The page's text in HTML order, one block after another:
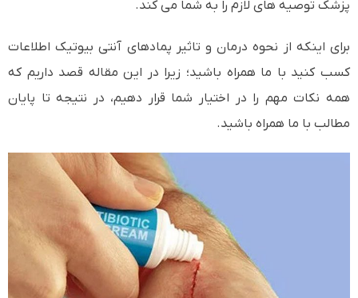
پزشک توصیه های لازم را به شما می کند.
برای اینکه از نحوه درمان و تاثیر پمادهای آنتی بیوتیک اطلاعات
کسب کنید با ما همراه باشید؛ زیرا در این مقاله قصد داریم که
همه نکات مهم را در اختیار شما قرار دهیم، در نتیجه تا پایان
مطالب با ما همراه باشید.